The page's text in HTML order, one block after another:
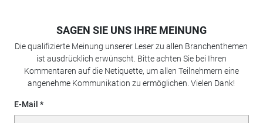
SAGEN SIE UNS IHRE MEINUNG
Die qualifizierte Meinung unserer Leser zu allen Branchenthemen
ist ausdrücklich erwünscht. Bitte achten Sie bei Ihren
Kommentaren auf die Netiquette, um allen Teilnehmern eine
angenehme Kommunikation zu ermöglichen. Vielen Dank!
E-Mail